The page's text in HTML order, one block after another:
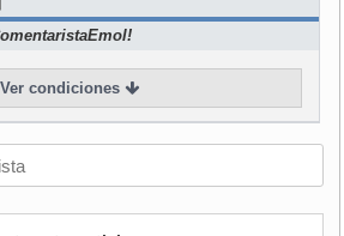
Grupo de Contacto
sorprende y emplaza a
Venezuela a realizar
"elecciones presidenciales
libres"
Ver condiciones